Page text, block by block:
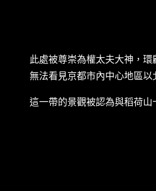
此處被尊崇為權太夫大神，
無法看見京都市內中心地區以
這一帶的景觀被認為與稻荷